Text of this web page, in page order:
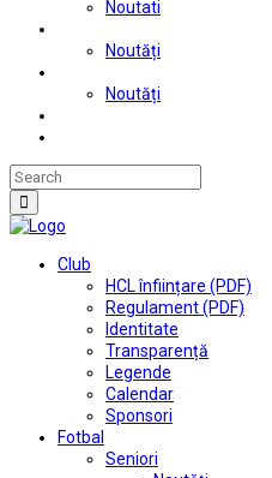
Noutati
Noutăți
Noutăți
Club
HCL înființare (PDF)
Regulament (PDF)
Identitate
Transparență
Legende
Calendar
Sponsori
Fotbal
Seniori